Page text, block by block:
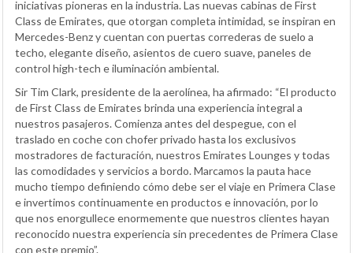
iniciativas pioneras en la industria. Las nuevas cabinas de First
Class de Emirates, que otorgan completa intimidad, se inspiran en
Mercedes-Benz y cuentan con puertas correderas de suelo a
techo, elegante diseño, asientos de cuero suave, paneles de
control high-tech e iluminación ambiental.
Sir Tim Clark, presidente de la aerolínea, ha afirmado: “El producto
de First Class de Emirates brinda una experiencia integral a
nuestros pasajeros. Comienza antes del despegue, con el
traslado en coche con chofer privado hasta los exclusivos
mostradores de facturación, nuestros Emirates Lounges y todas
las comodidades y servicios a bordo. Marcamos la pauta hace
mucho tiempo definiendo cómo debe ser el viaje en Primera Clase
e invertimos continuamente en productos e innovación, por lo
que nos enorgullece enormemente que nuestros clientes hayan
reconocido nuestra experiencia sin precedentes de Primera Clase
con este premio”.